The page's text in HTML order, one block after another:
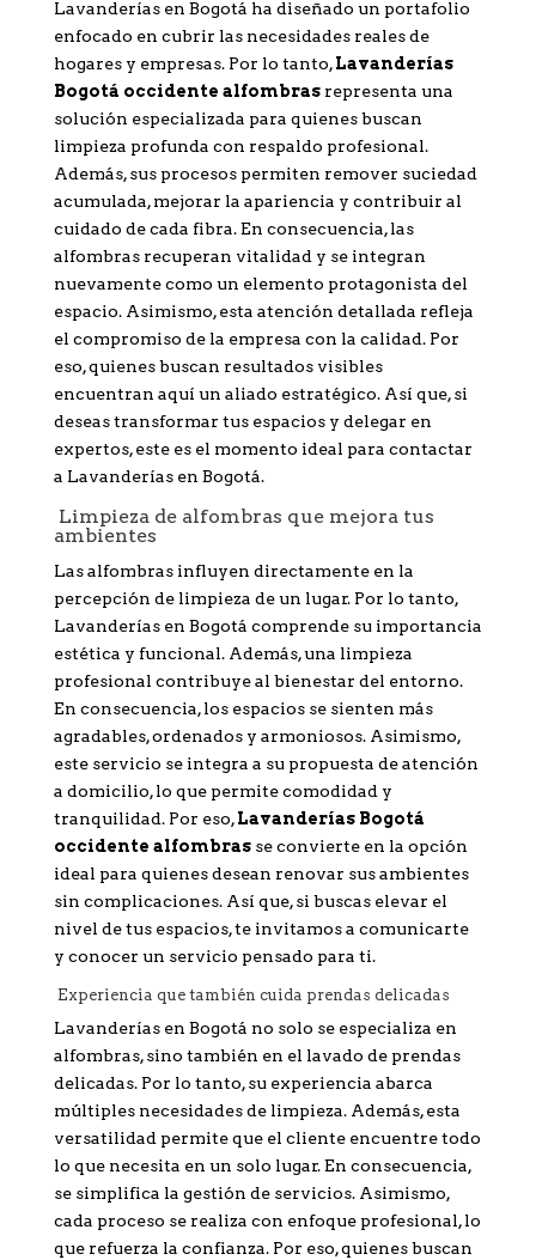
Lavanderías en Bogotá ha diseñado un portafolio
enfocado en cubrir las necesidades reales de
hogares y empresas. Por lo tanto,Lavanderías
Bogotá occidente alfombrasrepresenta una
solución especializada para quienes buscan
limpieza profunda con respaldo profesional.
Además, sus procesos permiten remover suciedad
acumulada, mejorar la apariencia y contribuir al
cuidado de cada fibra. En consecuencia, las
alfombras recuperan vitalidad y se integran
nuevamente como un elemento protagonista del
espacio. Asimismo, esta atención detallada refleja
el compromiso de la empresa con la calidad. Por
eso, quienes buscan resultados visibles
encuentran aquí un aliado estratégico. Así que, si
deseas transformar tus espacios y delegar en
expertos, este es el momento ideal para contactar
a Lavanderías en Bogotá.
Limpieza de alfombras que mejora tus
ambientes
Las alfombras influyen directamente en la
percepción de limpieza de un lugar. Por lo tanto,
Lavanderías en Bogotá comprende su importancia
estética y funcional. Además, una limpieza
profesional contribuye al bienestar del entorno.
En consecuencia, los espacios se sienten más
agradables, ordenados y armoniosos. Asimismo,
este servicio se integra a su propuesta de atención
a domicilio, lo que permite comodidad y
tranquilidad. Por eso,Lavanderías Bogotá
occidente alfombrasse convierte en la opción
ideal para quienes desean renovar sus ambientes
sin complicaciones. Así que, si buscas elevar el
nivel de tus espacios, te invitamos a comunicarte
y conocer un servicio pensado para ti.
Experiencia que también cuida prendas delicadas
Lavanderías en Bogotá no solo se especializa en
alfombras, sino también en el lavado de prendas
delicadas. Por lo tanto, su experiencia abarca
múltiples necesidades de limpieza. Además, esta
versatilidad permite que el cliente encuentre todo
lo que necesita en un solo lugar. En consecuencia,
se simplifica la gestión de servicios. Asimismo,
cada proceso se realiza con enfoque profesional, lo
que refuerza la confianza. Por eso, quienes buscan